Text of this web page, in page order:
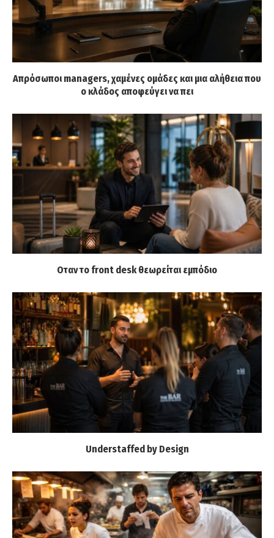
Απρόσωποι managers, χαμένες ομάδες και μια αλήθεια που
ο κλάδος αποφεύγει να πει
Οταν το front desk θεωρείται εμπόδιο
Understaffed by Design